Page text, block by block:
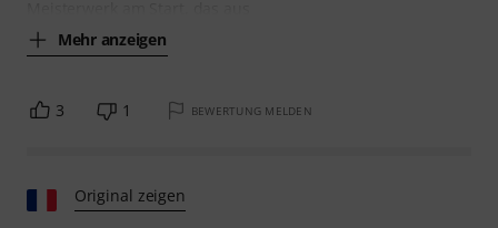
Mehr anzeigen
3 1 BEWERTUNG MELDEN
Original zeigen